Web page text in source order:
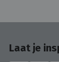
Laat je